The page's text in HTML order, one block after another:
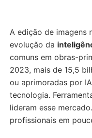
A edição de imagens
evolução da
comuns em obras-
2023, mais de 15,5
ou aprimoradas por
tecnologia.
lideram esse
profissionais em